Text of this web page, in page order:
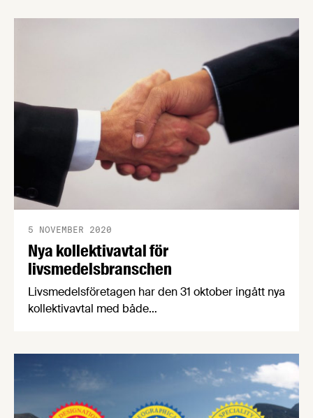
Nya kollektivavtal för
livsmedelsbranschen
5 NOVEMBER 2020
Livsmedelsföretagen har den 31 oktober ingått nya
kollektivavtal med både
tjänstemannasidan. För att förklara avtalens
innehåll och de förändringar de innebär har
Livsmedelsföretagens förhandlingschef skrivit